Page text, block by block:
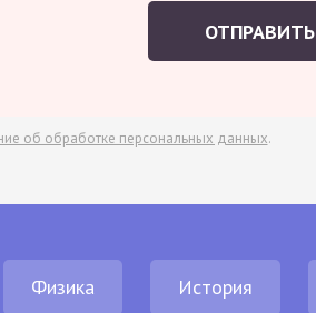
ОТПРАВИТЬ
об обработке персональных данных.
Физика История